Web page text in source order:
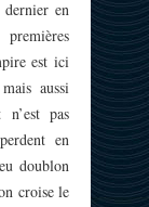
en
est ici
aussi
n’est pas
en
doublon
croise le